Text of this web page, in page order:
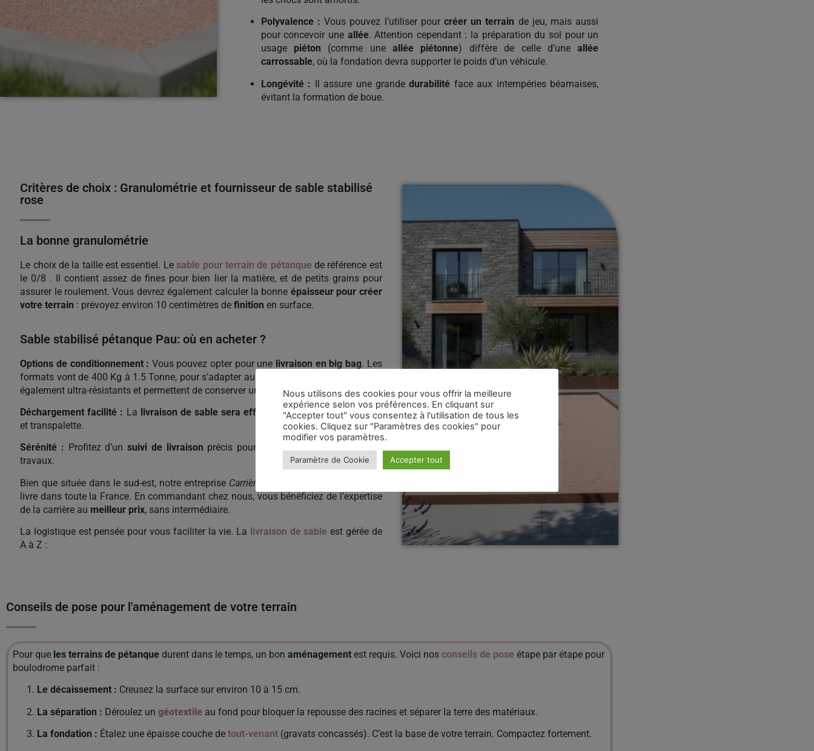
Polyvalence : Vous pouvez l’utiliser pour créer un terrain de jeu, mais aussi
pour concevoir une allée. Attention cependant : la préparation du sol pour un
usage piéton (comme uneallée piétonne) diffère de celle d’uneallée
carrossable, où la fondation devra supporter le poids d’un véhicule.
Longévité : Il assure une grandedurabilité face aux intempéries béarnaises,
évitant la formation de boue.
Critères de choix : Granulométrie et fournisseur de sable stabilisé
rose
La bonne granulométrie
Le choix de la taille est essentiel. Le sable pour terrain de pétanque de référence est
le 0/8 . Il contient assez de fines pour bien lier la matière, et de petits grains pour
assurer le roulement. Vous devrez également calculer la bonne épaisseur pour créer
votre terrain : prévoyez environ 10 centimètres definition en surface.
Sable stabilisé pétanque Pau: où en acheter ?
Options de conditionnement : Vous pouvez opter pour une livraison en big bag. Les
formats vont de 400 Kg à 1.5 Tonne, pour s’adapter au mieux à vos besoins. Ils sont
également ultra-résistants et permettent de conserver un chantier propre.
Déchargement facilité : La livraison de sable sera effectuéepar un camion hayon
et transpalette.
Sérénité : Profitez d’unsuivi de livraison précis pour coordonner le début de vos
travaux.
Bien que située dans le sud-est, notre entreprise Carrière Vila
livre dans toute la France. En commandant chez nous, vous bénéficiez de l’expertise
de la carrière au meilleur prix, sans intermédiaire.
La logistique est pensée pour vous faciliter la vie. La livraison de sable est gérée de
A à Z :
Conseils de pose pour l'aménagement de votre terrain
Pour que les terrains de pétanque durent dans le temps, un bon aménagement est requis. Voici nos conseils de pose étape par étape pour
boulodrome parfait :
Le décaissement : Creusez la surface sur environ 10 à 15 cm.
La séparation : Déroulez un géotextile au fond pour bloquer la repousse des racines et séparer la terre des matériaux.
La fondation : Étalez une épaisse couche de tout-venant (gravats concassés). C’est la base de votre terrain. Compactez fortement.
Nous utilisons des cookies pour vous offrir la meilleure
expérience selon vos préférences. En cliquant sur
"Accepter tout" vous consentez à l'utilisation de tous les
cookies. Cliquez sur "Paramètres des cookies" pour
modifier vos paramètres.
Paramètre de Cookie Accepter tout